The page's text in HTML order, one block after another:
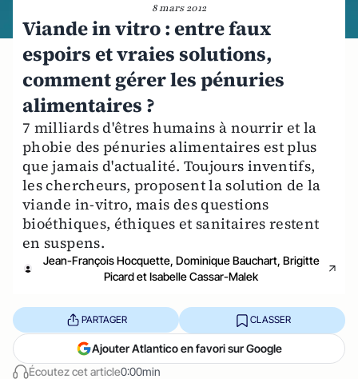
8 mars 2012
Viande in vitro : entre faux
espoirs et vraies solutions,
comment gérer les pénuries
alimentaires ?
7 milliards d'êtres humains à nourrir et la
phobie des pénuries alimentaires est plus
que jamais d'actualité. Toujours inventifs,
les chercheurs, proposent la solution de la
viande in-vitro, mais des questions
bioéthiques, éthiques et sanitaires restent
en suspens.
Jean-François Hocquette, Dominique Bauchart, Brigitte
Picard et Isabelle Cassar-Malek
Écoutez cet article0:00min
PARTAGER CLASSER
Ajouter Atlantico en favori sur Google